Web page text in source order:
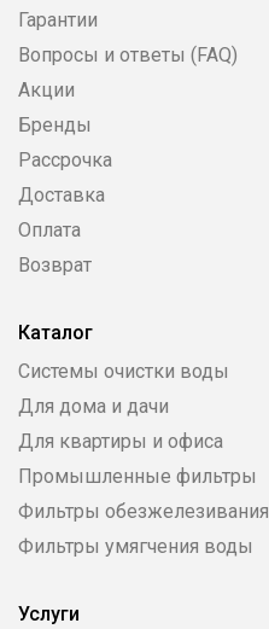
Гарантии
Вопросы и ответы (FAQ)
Акции
Бренды
Рассрочка
Доставка
Оплата
Возврат
Каталог
Системы очистки воды
Для дома и дачи
Для квартиры и офиса
Промышленные фильтры
Фильтры обезжелезивания
Фильтры умягчения воды
Услуги